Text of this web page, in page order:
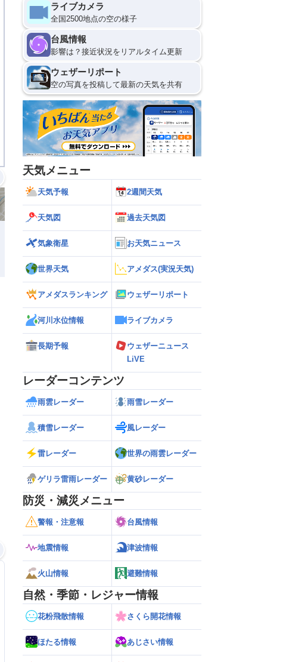
ライブカメラ
全国2500地点の空の様子
台風情報
影響は？接近状況をリアルタイム更新
ウェザーリポート
空の写真を投稿して最新の天気を共有
天気メニュー
天気予報 2週間天気
天気図 過去天気図
気象衛星 お天気ニュース
世界天気 アメダス(実況天気)
アメダスランキング ウェザーリポート
河川水位情報 ライブカメラ
長期予報
ウェザーニュース
LiVE
レーダーコンテンツ
雨雲レーダー 雨雪レーダー
積雪レーダー 風レーダー
雷レーダー 世界の雨雲レーダー
ゲリラ雷雨レーダー 黄砂レーダー
防災・減災メニュー
警報・注意報 台風情報
地震情報 津波情報
火山情報 避難情報
自然・季節・レジャー情報
花粉飛散情報 さくら開花情報
ほたる情報 あじさい情報